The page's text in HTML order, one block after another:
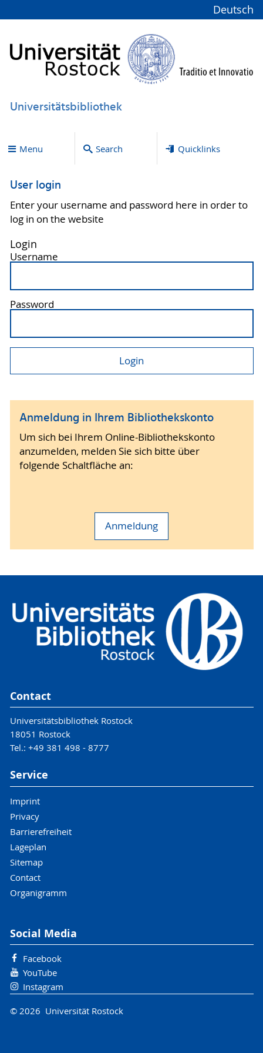
Deutsch
Universitätsbibliothek
Menu Search Quicklinks
User login
Enter your username and password here in order to
log in on the website
Login
Username
Password
Anmeldung in Ihrem Bibliothekskonto
Um sich bei Ihrem Online-Bibliothekskonto
anzumelden, melden Sie sich bitte über
folgende Schaltfläche an:
Anmeldung
Contact
Universitätsbibliothek Rostock
18051 Rostock
Tel.: +49 381 498 - 8777
Service
Imprint
Privacy
Barrierefreiheit
Lageplan
Sitemap
Contact
Organigramm
Social Media
Facebook
YouTube
Instagram
© 2026 Universität Rostock